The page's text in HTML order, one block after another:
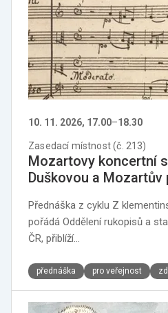
10. 11. 2026, 17.00–18.30
Zasedací místnost (č. 213)
Mozartovy koncertní
Duškovou a Mozartův
Přednáška z cyklu Z
pořádá Oddělení rukopisů a
ČR, přiblíží…
přednáška pro veřejnost